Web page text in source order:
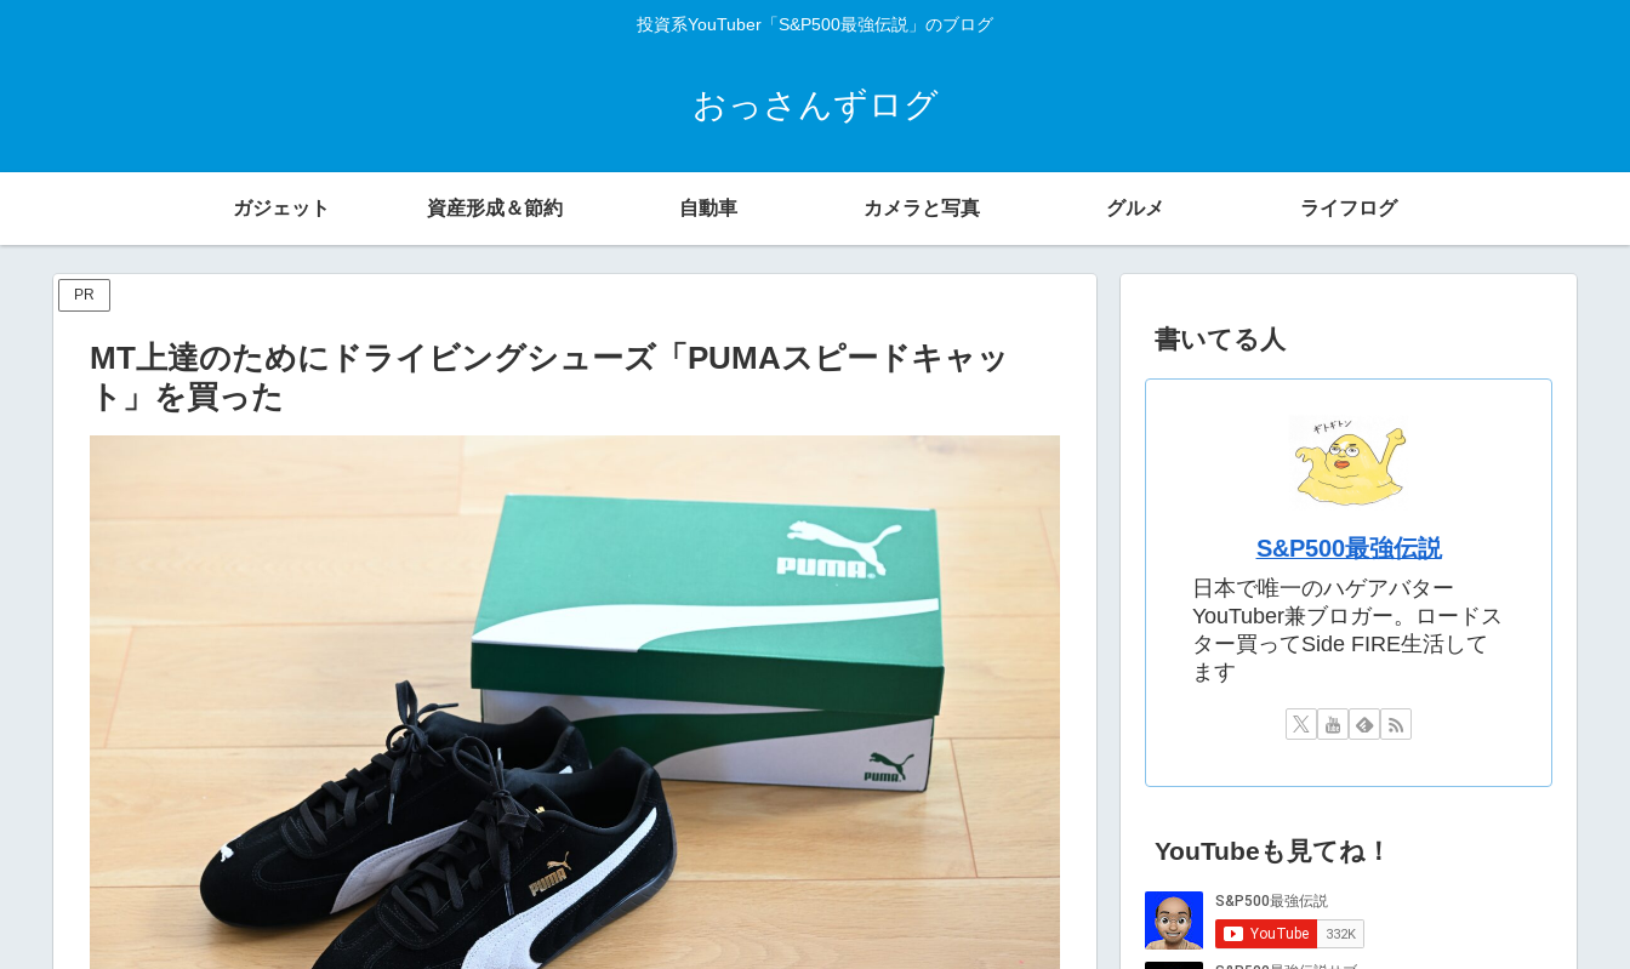
投資系YouTuber「S&P500最強伝説」のブログ
おっさんずログ
ガジェット 資産形成＆節約 自動車 カメラと写真 グルメ ライフログ
PR
MT上達のためにドライビングシューズ「PUMAスピードキャッ
ト」を買った
書いてる人
S&P500最強伝説
日本で唯一のハゲアバター
YouTuber兼ブロガー。ロードス
ター買ってSide FIRE生活して
ます
YouTubeも見てね！